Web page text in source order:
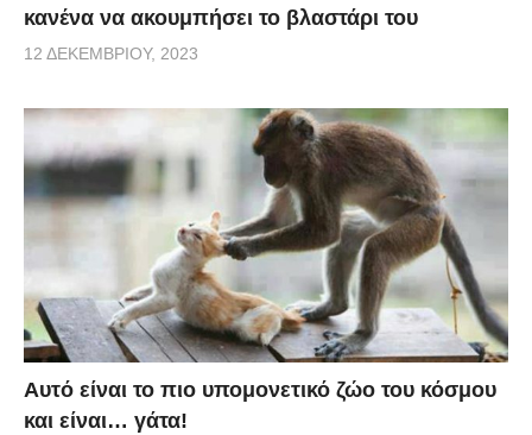
κανένα να ακουμπήσει το βλαστάρι του
12 ΔΕΚΕΜΒΡΊΟΥ, 2023
Αυτό είναι το πιο υπομονετικό ζώο του κόσμου
και είναι… γάτα!